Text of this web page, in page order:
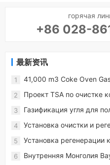
обессеривания (первая
горячая
+86 028-
最新资讯
1
41,000 m3 Coke Oven
2
Проект TSA по очистке
Xuyang Zhongyan Energy
3 Газификация угля для
4
Установка очистки и
5
Установка регенерации
6
Внутренняя Монголия